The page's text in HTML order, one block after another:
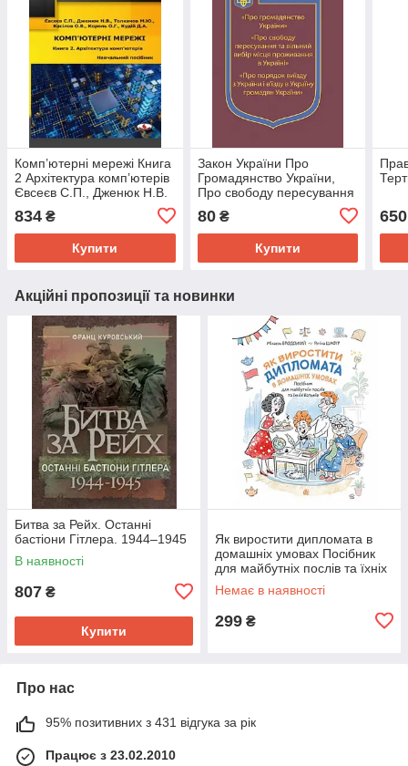
Комп’ютерні мережі Книга
2 Архітектура комп’ютерів
Євсеєв С.П., Дженюк Н.В.
834 ₴
Купити
Закон України Про
Громадянство України,
Про свободу пересування
проживання в Україні
80₴
Купити
650
Акційні пропозиції та новинки
Битва за Рейх. Останні
бастіони Гітлера. 1944–1945
В наявності
807 ₴
Купити
Як виростити дипломата в
домашніх умовах Посібник
для майбутніх послів та їхніх
батьків
Немає в наявності
299 ₴
Про нас
95% позитивних з 431 відгука за рік
Працює з 23.02.2010